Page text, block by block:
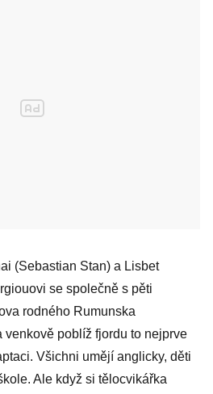
(Sebastian Stan) a Lisbet
se společně s pěti
rodného Rumunska
venkově poblíž fjordu to nejprve
Všichni umějí anglicky, děti
Ale když si tělocvikářka